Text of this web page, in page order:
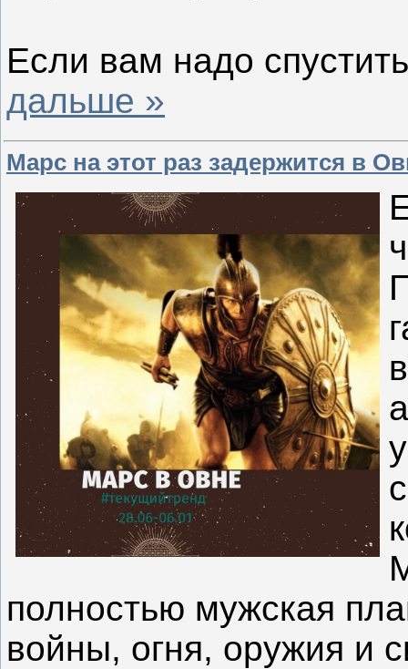
Если вам надо
дальше »
Марс на этот раз задержится в
полностью мужская
войны, огня, оружия и